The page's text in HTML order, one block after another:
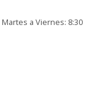
a Viernes: 8:30